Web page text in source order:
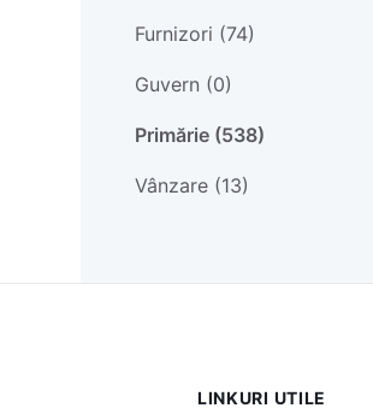
Furnizori (74)
Guvern (0)
Primărie (538)
Vânzare (13)
LINKURI UTILE